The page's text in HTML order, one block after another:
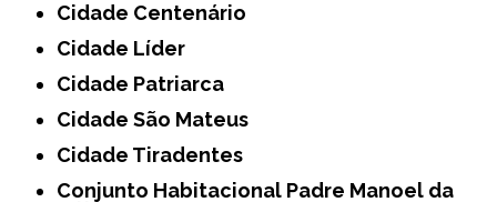
Cidade Centenário
Cidade Líder
Cidade Patriarca
Cidade São Mateus
Cidade Tiradentes
Conjunto Habitacional Padre Manoel da